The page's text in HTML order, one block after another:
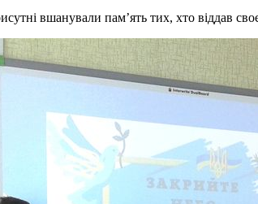
вшанували пам’ять тих, хто віддав